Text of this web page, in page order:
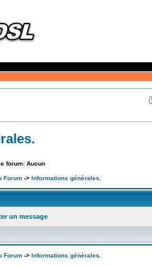
forum: Aucun
Forum -> Informations générales.
un message
Forum -> Informations générales.